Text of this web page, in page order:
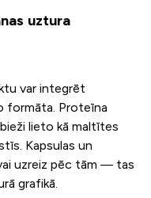
uztura
var integrēt
formāta. Proteīna
lieto kā maltītes
Kapsulas un
uzreiz pēc tām — tas
grafikā.